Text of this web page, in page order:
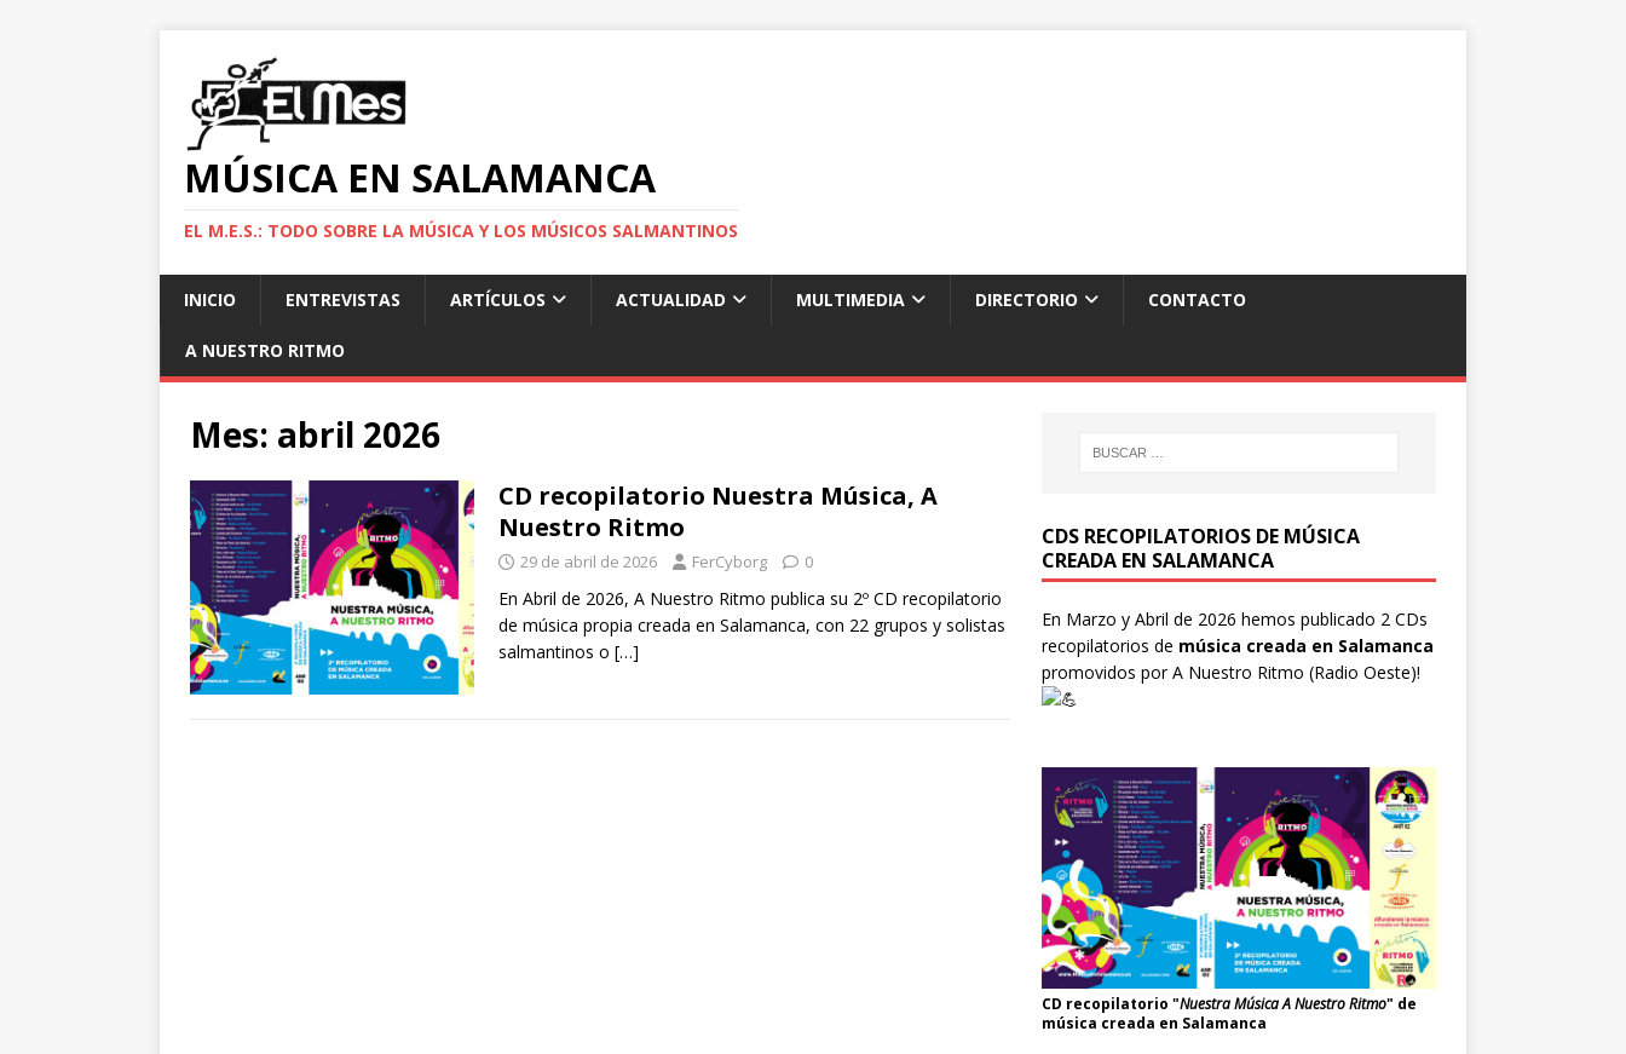
MÚSICA EN SALAMANCA
EL M.E.S.: TODO SOBRE LA MÚSICA Y LOS MÚSICOS SALMANTINOS
INICIO ENTREVISTAS ARTÍCULOS ACTUALIDAD MULTIMEDIA DIRECTORIO CONTACTO
A NUESTRO RITMO
Mes: abril 2026
CD recopilatorio Nuestra Música, A
Nuestro Ritmo
29 de abril de 2026 FerCyborg 0
En Abril de 2026, A Nuestro Ritmo publica su 2º CD recopilatorio
de música propia creada en Salamanca, con 22 grupos y solistas
salmantinos o […]
CDS RECOPILATORIOS DE MÚSICA
CREADA EN SALAMANCA
En Marzo y Abril de 2026 hemos publicado 2 CDs
recopilatorios de música creada en Salamanca
promovidos porA Nuestro Ritmo (Radio Oeste)!
CD recopilatorio "Nuestra Música A Nuestro Ritmo" de
música creada en Salamanca